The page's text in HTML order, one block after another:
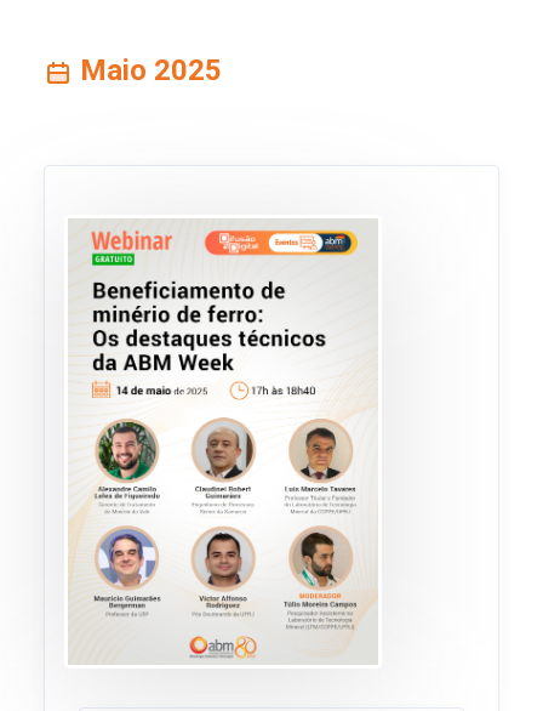
Maio 2025